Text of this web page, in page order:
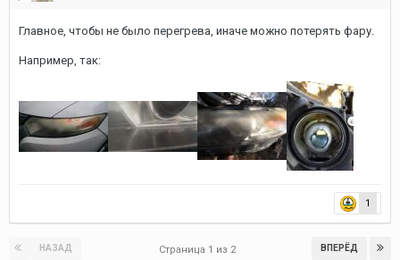
Главное, чтобы не было перегрева, иначе можно потерять фару.
Например, так:
1
НАЗАД ВПЕРЁД
Страница 1 из 2